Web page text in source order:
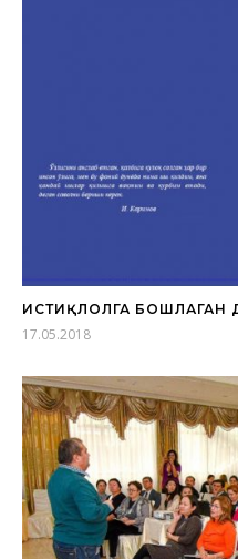
ИСТИҚЛОЛГА БОШЛАГАН
17.05.2018